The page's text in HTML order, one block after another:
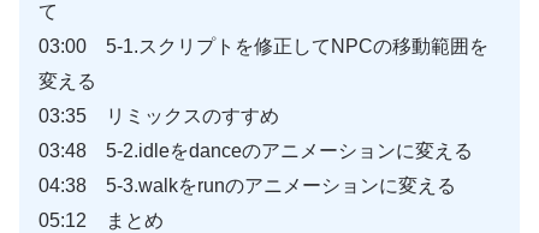
て
03:00 5-1.スクリプトを修正してNPCの移動範囲を
変える
03:35 リミックスのすすめ
03:48 5-2.idleをdanceのアニメーションに変える
04:38 5-3.walkをrunのアニメーションに変える
05:12 まとめ